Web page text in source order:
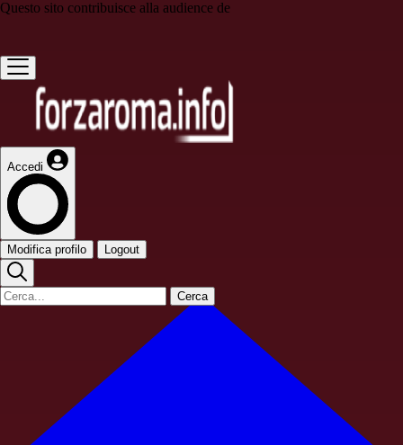
Questo sito contribuisce alla audience de
Accedi
Modifica profilo Logout
Cerca